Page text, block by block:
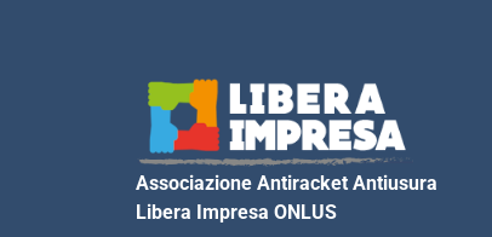
Associazione Antiracket Antiusura
Libera Impresa ONLUS